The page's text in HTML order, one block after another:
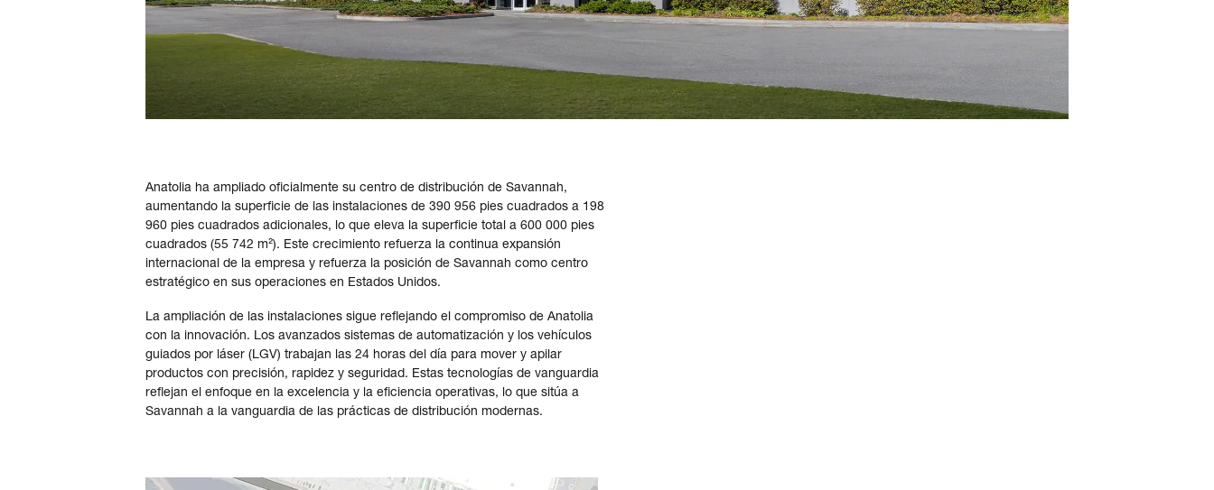
Anatolia ha ampliado oficialmente su centro de distribución de Savannah,
aumentando la superficie de las instalaciones de 390 956 pies cuadrados a 198
960 pies cuadrados adicionales, lo que eleva la superficie total a 600 000 pies
cuadrados (55 742 m²). Este crecimiento refuerza la continua expansión
internacional de la empresa y refuerza la posición de Savannah como centro
estratégico en sus operaciones en Estados Unidos.
La ampliación de las instalaciones sigue reflejando el compromiso de Anatolia
con la innovación. Los avanzados sistemas de automatización y los vehículos
guiados por láser (LGV) trabajan las 24 horas del día para mover y apilar
productos con precisión, rapidez y seguridad. Estas tecnologías de vanguardia
reflejan el enfoque en la excelencia y la eficiencia operativas, lo que sitúa a
Savannah a la vanguardia de las prácticas de distribución modernas.